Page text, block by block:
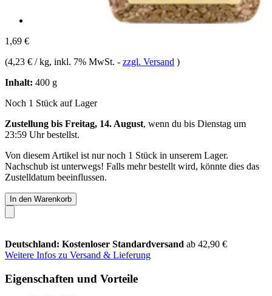
1,69 €
(4,23 € / kg, inkl. 7% MwSt. - zzgl. Versand )
Inhalt: 400 g
Noch 1 Stück auf Lager
Zustellung bis Freitag, 14. August, wenn du bis Dienstag um
23:59 Uhrbestellst.
Von diesem Artikel ist nur noch 1 Stück in unserem Lager.
Nachschub ist unterwegs! Falls mehr bestellt wird, könnte dies das
Zustelldatum beeinflussen.
In den Warenkorb
Deutschland: Kostenloser Standardversand ab 42,90 €
Weitere Infos zu Versand & Lieferung
Eigenschaften und Vorteile